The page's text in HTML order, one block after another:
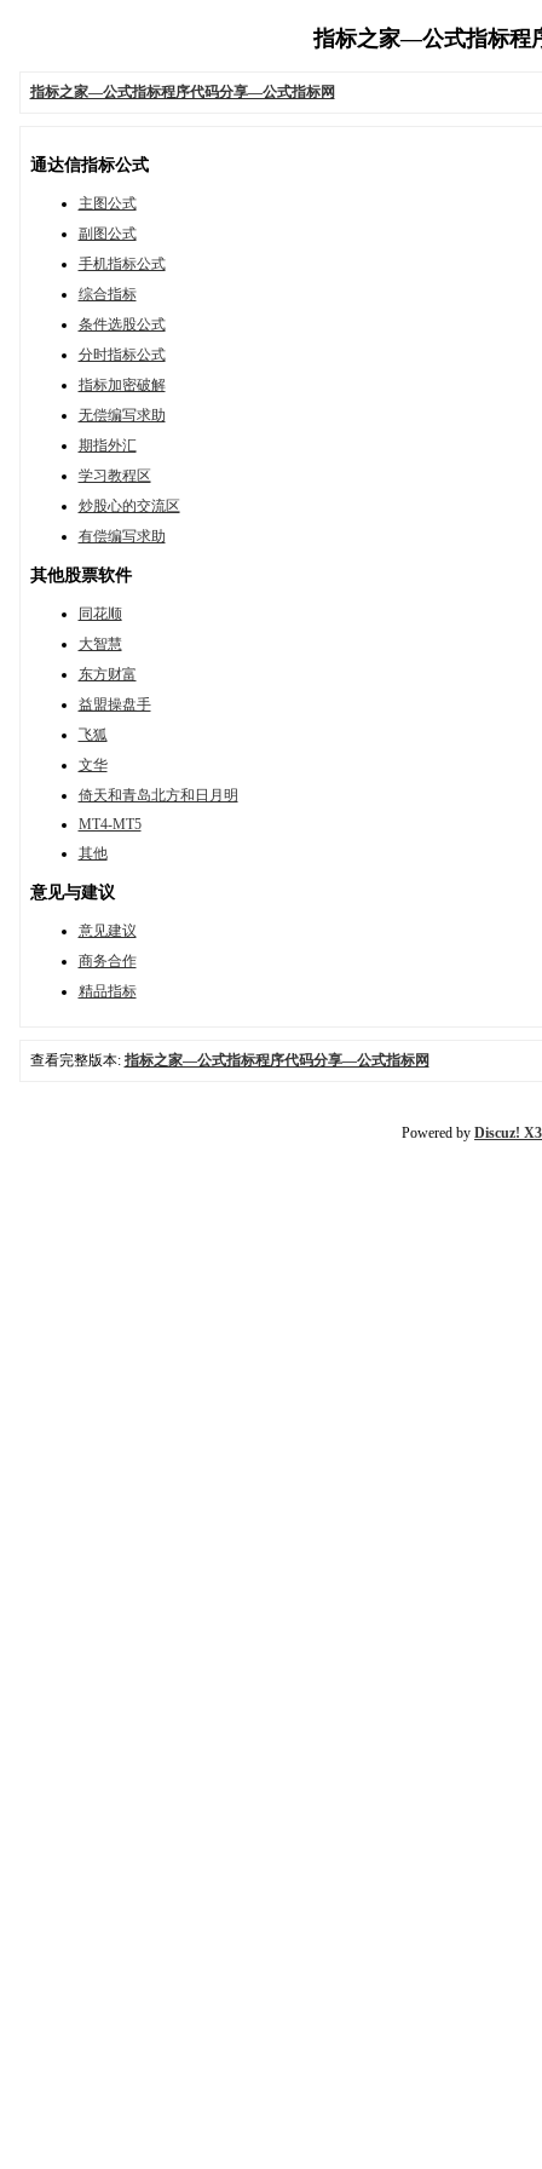
指标之家—公式指标程
指标之家—公式指标程序代码分享—公式指标网
通达信指标公式
主图公式
副图公式
手机指标公式
综合指标
条件选股公式
分时指标公式
指标加密破解
无偿编写求助
期指外汇
学习教程区
炒股心的交流区
有偿编写求助
其他股票软件
同花顺
大智慧
东方财富
益盟操盘手
飞狐
文华
倚天和青岛北方和日月明
MT4-MT5
其他
意见与建议
意见建议
商务合作
精品指标
查看完整版本: 指标之家—公式指标程序代码分享—公式指标网
Powered by Discuz!